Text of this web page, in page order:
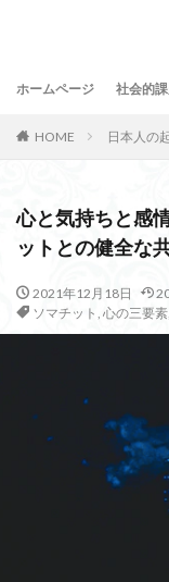
ホームページ 社会的
HOME 日本人の
心と気持ちと感
ットとの健全な
2021年12月18日
ソマチット , 心の三要素,